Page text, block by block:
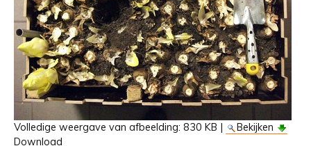
Volledige weergave van afbeelding: 830 KB |
Bekijken
Download